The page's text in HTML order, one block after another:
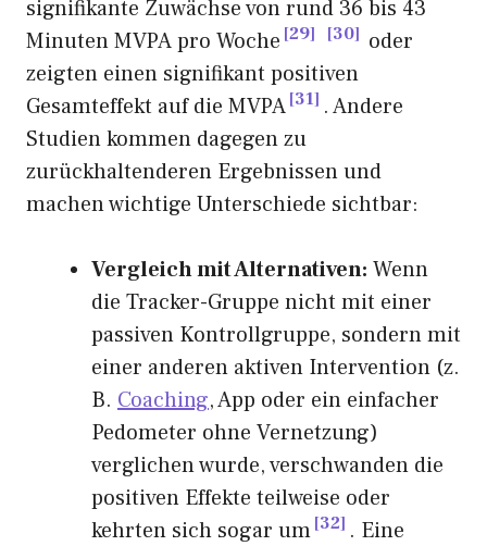
signifikante Zuwächse von rund 36 bis 43
Minuten MVPA pro Woche 29 30
oder
zeigten einen signifikant positiven
Gesamteffekt auf die MVPA 31 . Andere
Studien kommen dagegen zu
zurückhaltenderen Ergebnissen und
machen wichtige Unterschiede sichtbar:
Vergleich mit Alternativen: Wenn
die Tracker-Gruppe nicht mit einer
passiven Kontrollgruppe, sondern mit
einer anderen aktiven Intervention (z.
B. Coaching, App oder ein einfacher
Pedometer ohne Vernetzung)
verglichen wurde, verschwanden die
positiven Effekte teilweise oder
kehrten sich sogar um 32 . Eine